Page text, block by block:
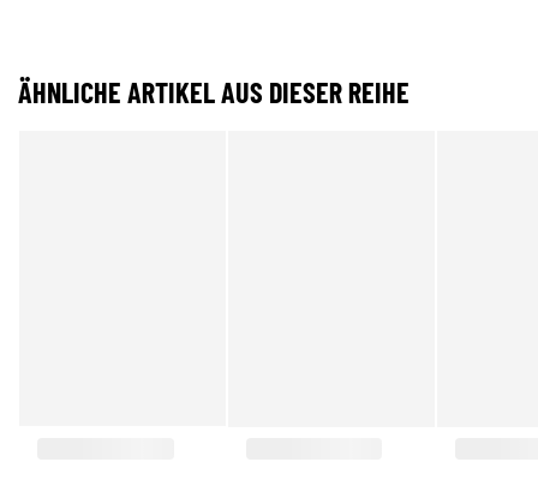
ÄHNLICHE ARTIKEL AUS DIESER REIHE